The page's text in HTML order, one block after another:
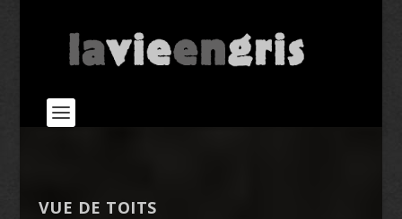
VUE DE TOITS